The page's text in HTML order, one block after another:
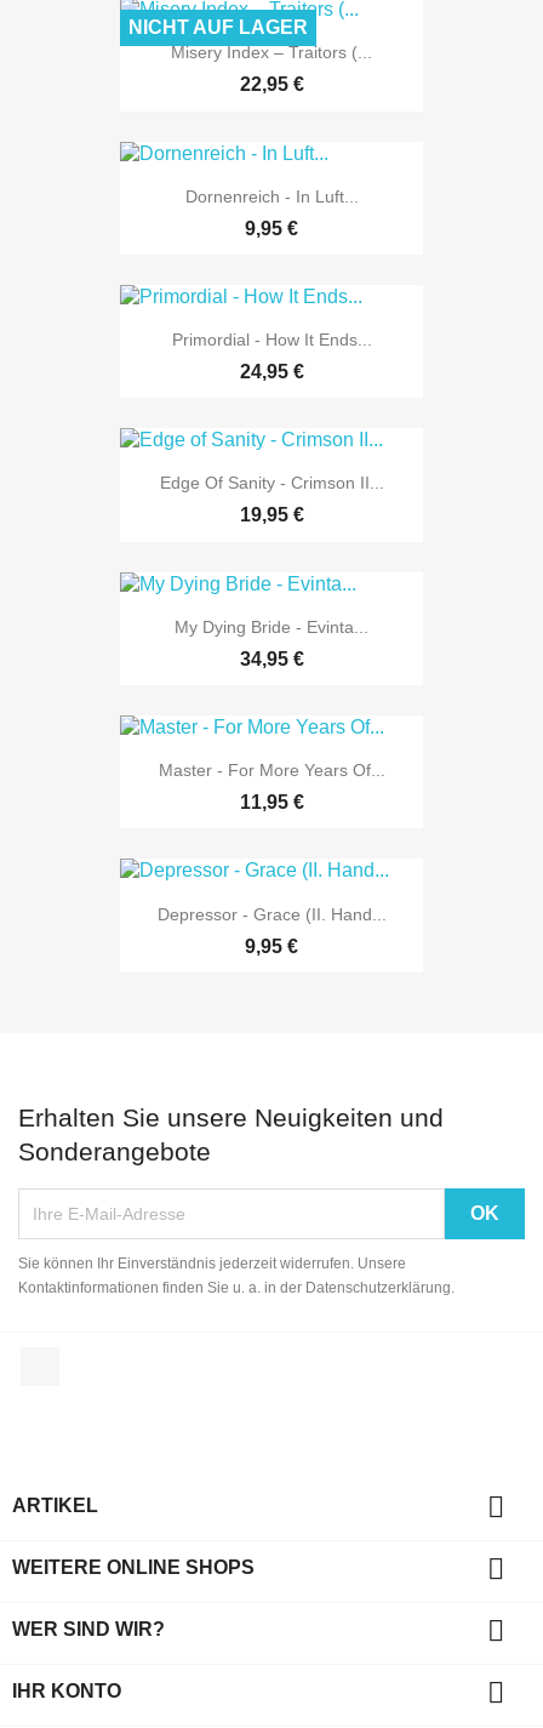
Misery Index – Traitors (...
22,95 €
NICHT AUF LAGER
Dornenreich - In Luft...
9,95 €
Primordial - How It Ends...
24,95 €
Edge Of Sanity - Crimson II...
19,95 €
My Dying Bride - Evinta...
34,95 €
Master - For More Years Of...
11,95 €
Depressor - Grace (II. Hand...
9,95 €
Erhalten Sie unsere Neuigkeiten und
Sonderangebote
Sie können Ihr Einverständnis jederzeit widerrufen. Unsere
Kontaktinformationen finden Sie u. a. in der Datenschutzerklärung.
ARTIKEL 
WEITERE ONLINE SHOPS 
WER SIND WIR? 
IHR KONTO 